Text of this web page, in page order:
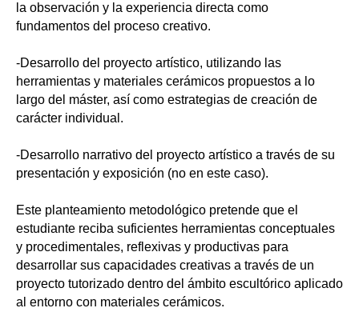
la observación y la experiencia directa como
fundamentos del proceso creativo.
-Desarrollo del proyecto artístico, utilizando las
herramientas y materiales cerámicos propuestos a lo
largo del máster, así como estrategias de creación de
carácter individual.
-Desarrollo narrativo del proyecto artístico a través de su
presentación y exposición (no en este caso).
Este planteamiento metodológico pretende que el
estudiante reciba suficientes herramientas conceptuales
y procedimentales, reflexivas y productivas para
desarrollar sus capacidades creativas a través de un
proyecto tutorizado dentro del ámbito escultórico aplicado
al entorno con materiales cerámicos.